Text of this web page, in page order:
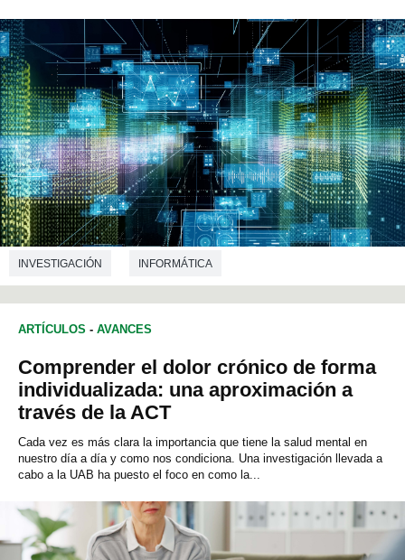
INVESTIGACIÓN INFORMÁTICA
ARTÍCULOS - AVANCES
Comprender el dolor crónico de forma
individualizada: una aproximación a
través de la ACT
Cada vez es más clara la importancia que tiene la salud mental en
nuestro día a día y como nos condiciona. Una investigación llevada a
cabo a la UAB ha puesto el foco en como la...